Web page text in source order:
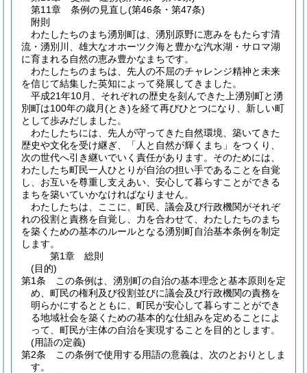
第11章
条例の見直し(第46条・第47条)
附則
わたしたちのまち湧別町は、湧別原野に恵みをもたらす清
流・湧別川、雄大なオホーツク海と豊かな汽水湖・サロマ湖
に育まれる自然の恵み豊かなまちです。
わたしたちのまちは、先人の不屈のチャレンジ精神と未来
を信じて結集した英知によって発展してきました。
平成21年10月、それぞれの歴史を刻んできた上湧別町と湧
別町は100年の歳月(とき)を経て再びひとつになり、新しい町
として歩みだしました。
わたしたちには、先人が守ってきた自然環境、築いてきた
歴史や文化を受け継ぎ、「人と自然が輝くまち」をつくり、
次の世代へ引き継いでいく責任があります。そのためには、
わたしたち町民一人ひとりが自治の担い手であることを自覚
し、お互いを尊重し支えあい、安心して暮らすことができる
まちを築いていかなければなりません。
わたしたちは、ここに、町民、議会及び行政機関がそれぞ
れの役割と責務を自覚し、力を合わせて、わたしたちのまち
を築くための基本のルールとなる湧別町自治基本条例を制定
します。
第1章
総則
(目的)
第1条
この条例は、湧別町の自治の基本理念と基本原則を定
め、町民の権利及び役割並びに議会及び行政機関の責務を
明らかにするとともに、町民が安心して暮らすことができ
る地域社会を築くための基本的な仕組みを定めることによ
って、町民が主体の自治を実現することを目的とします。
(用語の定義)
第2条
この条例で使用する用語の意義は、次のとおりとしま
す。